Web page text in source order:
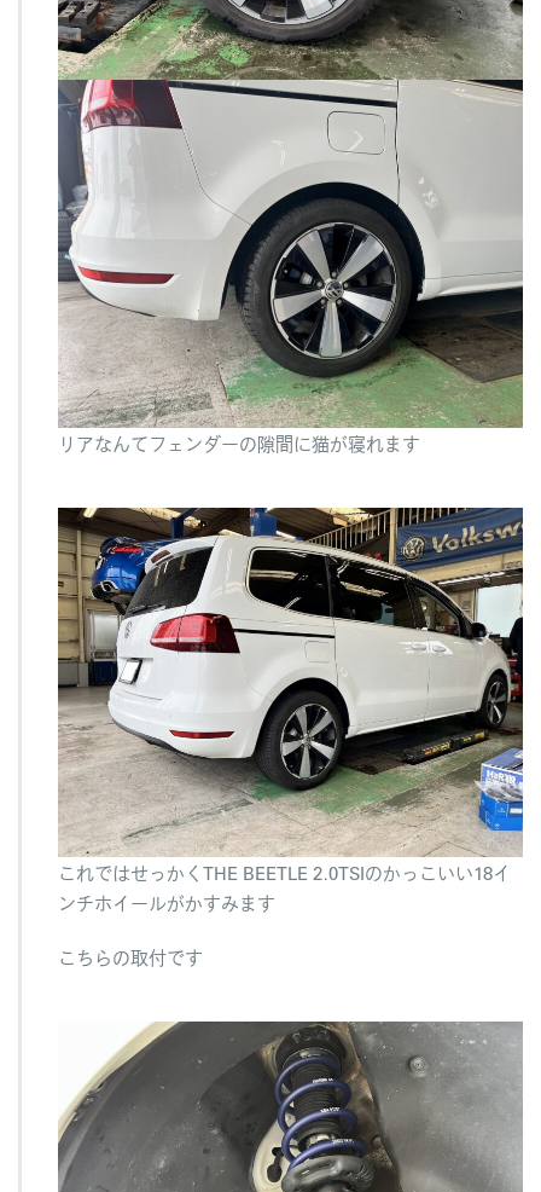
リアなんてフェンダーの隙間に猫が寝れます
これではせっかくTHE BEETLE 2.0TSIのかっこいい18イ
ンチホイールがかすみます
こちらの取付です